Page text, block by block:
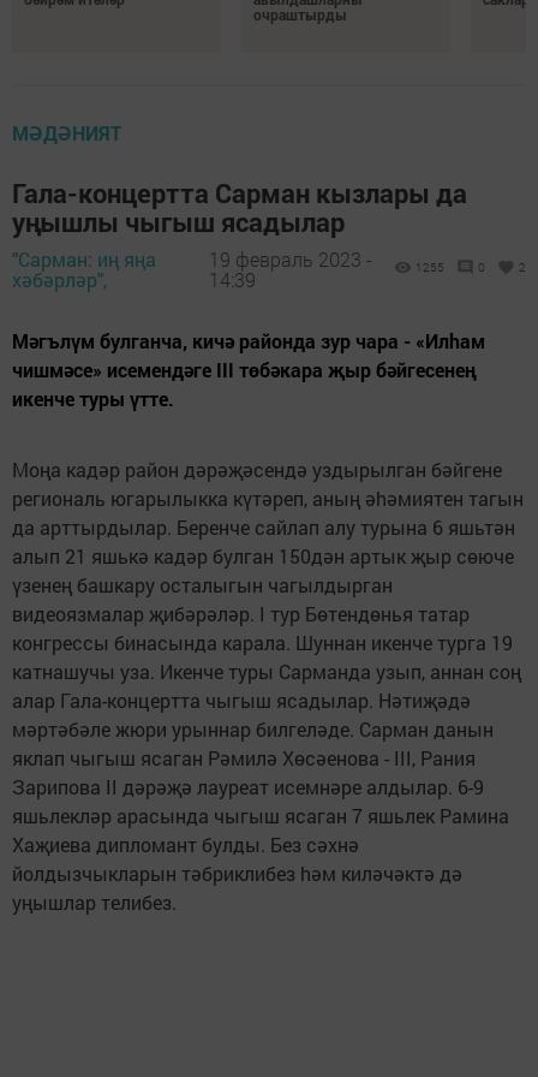
очраштырды
МӘДӘНИЯТ
Гала-концертта Сарман кызлары да
уңышлы чыгыш ясадылар
"Сарман: иң яңа
хәбәрләр",
19 февраль 2023 -
14:39
1255 0 2
Мәгълүм булганча, кичә районда зур чара - «Илhам
чишмәсе» исемендәге III төбәкара җыр бәйгесенең
икенче туры үтте.
Моңа кадәр район дәрәҗәсендә уздырылган бәйгене
региональ югарылыкка күтәреп, аның әhәмиятен тагын
да арттырдылар. Беренче сайлап алу турына 6 яшьтән
алып 21 яшькә кадәр булган 150дән артык җыр сөюче
үзенең башкару осталыгын чагылдырган
видеоязмалар җибәрәләр. I тур Бөтендөнья татар
конгрессы бинасында карала. Шуннан икенче турга 19
катнашучы уза. Икенче туры Сарманда узып, аннан соң
алар Гала-концертта чыгыш ясадылар. Нәтиҗәдә
мәртәбәле жюри урыннар билгеләде. Сарман данын
яклап чыгыш ясаган Рәмилә Хөсәенова - III, Рания
Зарипова II дәрәҗә лауреат исемнәре алдылар. 6-9
яшьлекләр арасында чыгыш ясаган 7 яшьлек Рамина
Хаҗиева дипломант булды. Без сәхнә
йолдызчыкларын тәбриклибез hәм киләчәктә дә
уңышлар телибез.